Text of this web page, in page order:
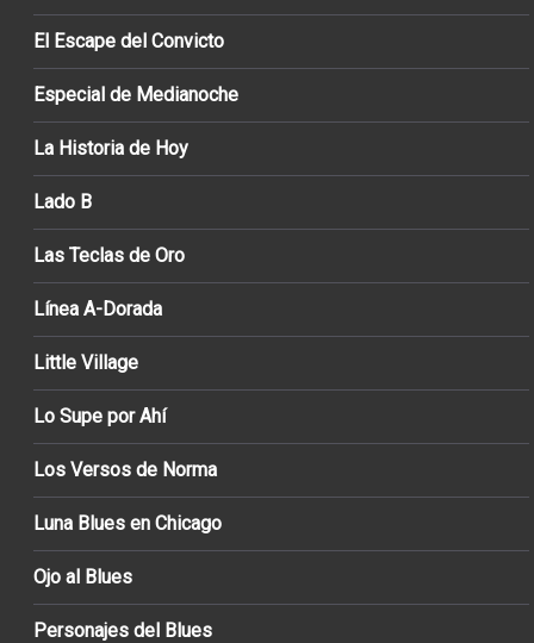
El Escape del Convicto
Especial de Medianoche
La Historia de Hoy
Lado B
Las Teclas de Oro
Línea A-Dorada
Little Village
Lo Supe por Ahí
Los Versos de Norma
Luna Blues en Chicago
Ojo al Blues
Personajes del Blues